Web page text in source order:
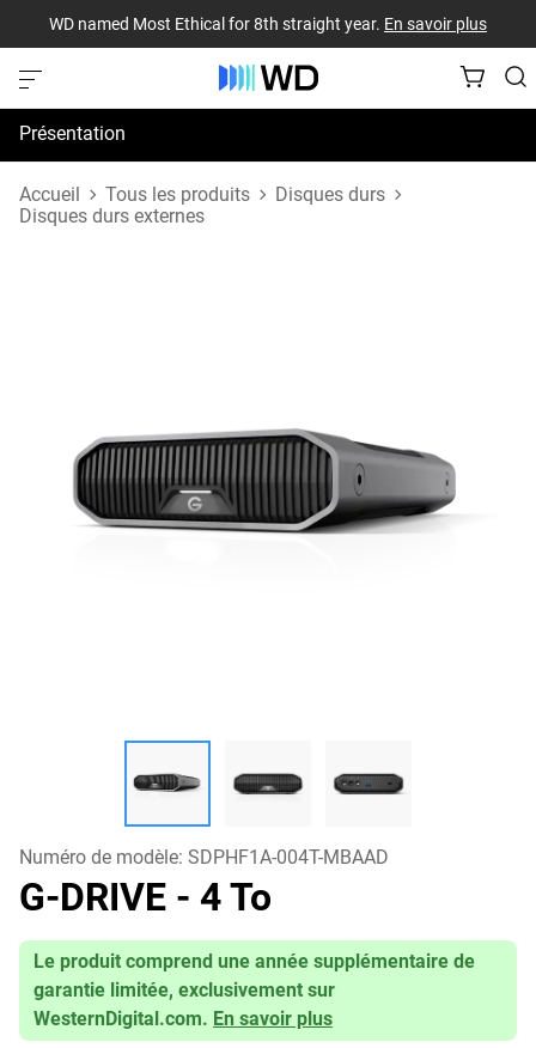
WD named Most Ethical for 8th straight year. En savoir plus
Présentation
Spécifications
Accueil Tous les produits
Disques durs
Disques durs externes
Numéro de modèle: SDPHF1A-004T-MBAAD
G-DRIVE - 4 To
Le produit comprend une année supplémentaire de
garantie limitée, exclusivement sur
WesternDigital.com. En savoir plus